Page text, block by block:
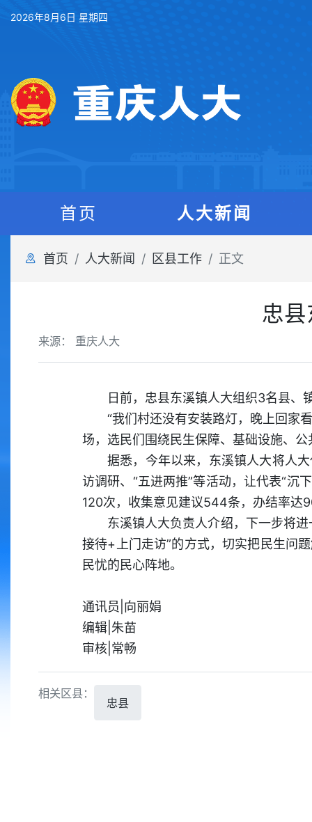
2026年8月6日 星期四
首页 人大新闻
首页 人大新闻 区县工作 正文
忠
来源： 重庆人大
日前，忠县东溪镇人大组织3名县、
“我们村还没有安装路灯，晚上回家
场，选民们围绕民生保障、基础设施、
据悉，今年以来，东溪镇人大将人
访调研、“五进两推”等活动，让代表“沉
120次，收集意见建议544条，办结率达
东溪镇人大负责人介绍，下一步将
接待+上门走访”的方式，切实把民生问
民忧的民心阵地。
通讯员|向丽娟
编辑|朱苗
审核|常畅
相关区县：
忠县